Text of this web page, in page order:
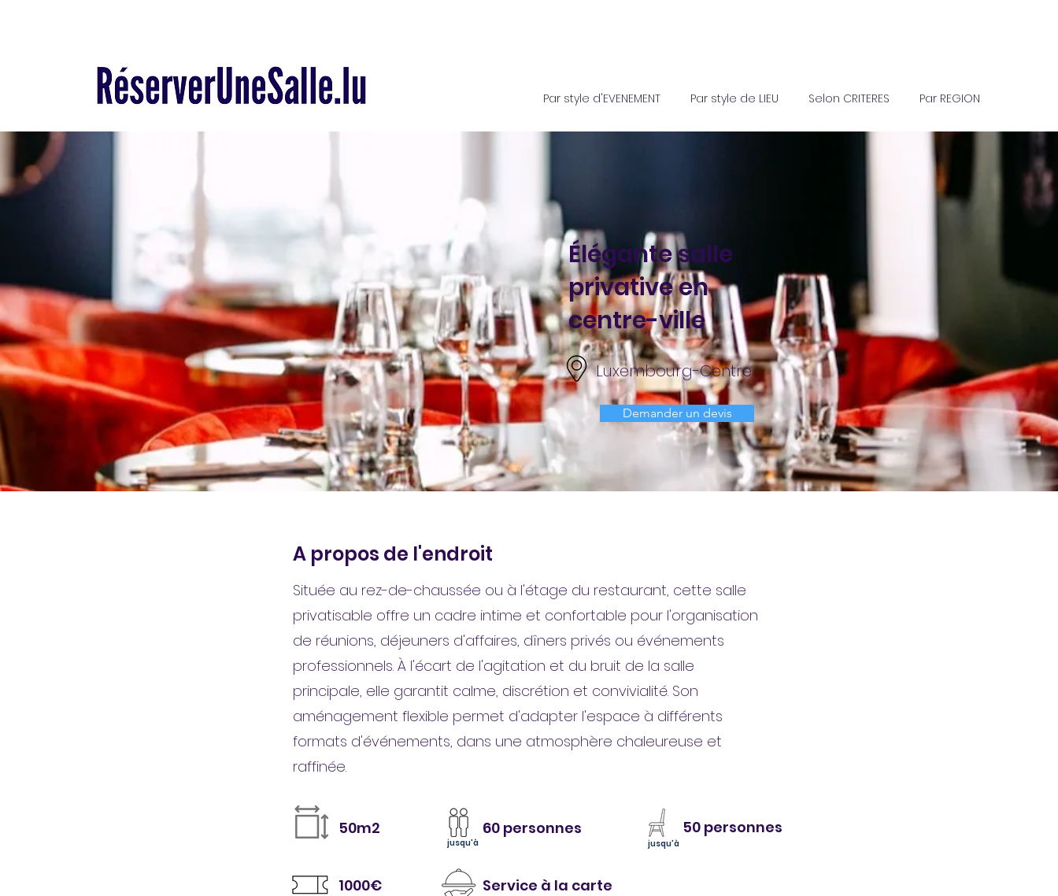
Par style d'EVENEMENT Par style de LIEU Selon CRITERES Par REGION
Élégante salle
privative en
centre-ville
Luxembourg-Centre
Demander un devis
A propos de l'endroit
Située au rez-de-chaussée ou à l'étage du restaurant, cette salle
privatisable offre un cadre intime et confortable pour l'organisation
de réunions, déjeuners d'affaires, dîners privés ou événements
professionnels. À l'écart de l'agitation et du bruit de la salle
principale, elle garantit calme, discrétion et convivialité. Son
aménagement flexible permet d'adapter l'espace à différents
formats d'événements, dans une atmosphère chaleureuse et
raffinée.
50m2 60 personnes
jusqu'à jusqu'à
50 personnes
1000€ Service à la carte